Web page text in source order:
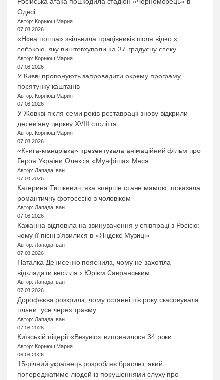
Російська атака пошкодила стадіон «Чорноморець» в
Одесі
Автор: Корнюш Мария
07.08.2026
«Нова пошта» звільнила працівників після відео з
собакою, яку виштовхували на 37-градусну спеку
Автор: Корнюш Мария
07.08.2026
У Києві пропонують запровадити окрему програму
порятунку каштанів
Автор: Корнюш Мария
07.08.2026
У Жовкві після семи років реставрації знову відкрили
дерев’яну церкву XVIII століття
Автор: Корнюш Мария
07.08.2026
«Книга-мандрівка» презентувала анімаційний фільм про
Героя України Олексія «Мунфіша» Меся
Автор: Лапада Іван
07.08.2026
Катерина Тишкевич, яка вперше стане мамою, показала
романтичну фотосесію з чоловіком
Автор: Лапада Іван
07.08.2026
Кажанна відповіла на звинувачення у співпраці з Росією:
чому її пісні з’явилися в «Яндекс Музиці»
Автор: Лапада Іван
07.08.2026
Наталка Денисенко пояснила, чому не захотіла
відкладати весілля з Юрієм Савранським
Автор: Лапада Іван
07.08.2026
Дорофєєва розкрила, чому останні пів року скасовувала
плани: усе через травму
Автор: Лапада Іван
07.08.2026
Київській піцерії «Везувіо» виповнилося 34 роки
Автор: Корнюш Мария
06.08.2026
15-річний українець розробляє браслет, який
попереджатиме людей із порушеннями слуху про